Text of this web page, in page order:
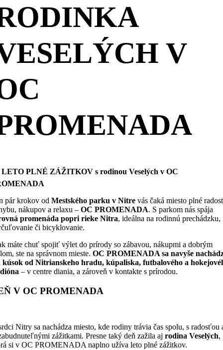
V
️ LETO PLNÉ ZÁŽITKOV s rodinou Veselých v OC
pár krokov odMestského parku v Nitre vás čaká miesto plné
nákupov a relaxu –OC PROMENADA. S parkom nás spája
promenáda popri rieke Nitra, ideálna na rodinnú prechádzku,
či bicyklovanie.
máte chuť spojiť výlet do prírody so zábavou, nákupmi a dobrým
ste na správnom mieste.OC PROMENADA sa navyše
kúsok od Nitrianskeho hradu, kúpaliska, futbalového a
– v centre diania, a zároveň v kontakte s prírodou.
V OC PROMENADA
Nitry sa nachádza miesto, kde rodiny trávia čas spolu, s radosťou
zážitkami. Presne taký deň zažila ajrodina Veselých,
si v OC PROMENADA naplno užíva leto plné zážitkov.